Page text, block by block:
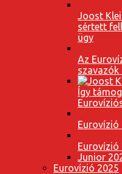
Joost
sértett
ügy
Az
szavazók
Így
Eurovízió
Eurovízió
Junior
Eurovízió 2025